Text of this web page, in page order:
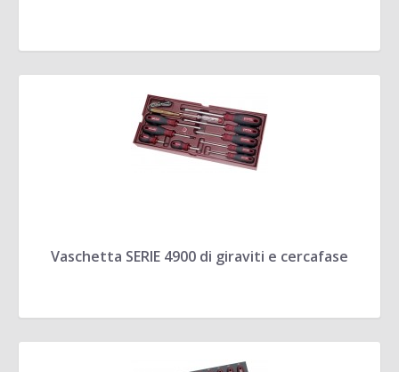
Vaschetta SERIE 4900 di giraviti e cercafase